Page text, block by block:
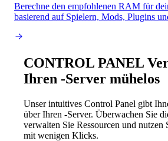
Berechne den empfohlenen RAM für
basierend auf Spielern, Mods, Plugins
CONTROL PANEL
Ihren -Server mühelos
Unser intuitives Control Panel gibt
über Ihren -Server. Überwachen Sie
verwalten Sie Ressourcen und nutzen
mit wenigen Klicks.